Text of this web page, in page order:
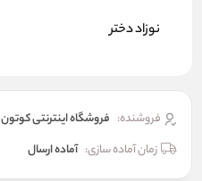
نوزاد دختر
فروشنده: فروشگاه اینترنتی کوتون
زمان آماده سازی: آماده ارسال